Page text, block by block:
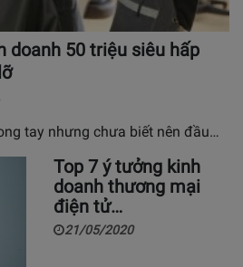
doanh 50 triệu siêu hấp
tay nhưng chưa biết nên đầu…
Top 7 ý tưởng kinh
doanh thương mại
điện tử…
21/05/2020